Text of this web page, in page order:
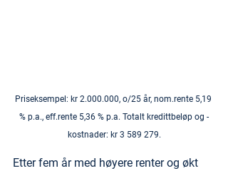
Priseksempel: kr 2.000.000, o/25 år, nom.rente 5,19
% p.a., eff.rente 5,36 % p.a. Totalt kredittbeløp og -
kostnader: kr 3 589 279.
Etter fem år med høyere renter og økt